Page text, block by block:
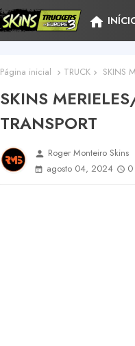
home
Página inicial TRUCK SKINS
SKINS
TRANSPORT
person Roger Monteiro Skins
agosto 04, 2024